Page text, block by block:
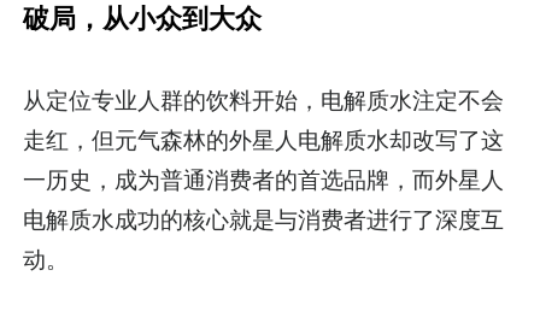
破局，从小众到大众
从定位专业人群的饮料开始，电解质水注定不会
走红，但元气森林的外星人电解质水却改写了这
一历史，成为普通消费者的首选品牌，而外星人
电解质水成功的核心就是与消费者进行了深度互
动。